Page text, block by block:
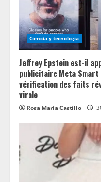
Ciencia y tecnologia
Jeffrey Epstein est-il
publicitaire Meta Smart
vérification des faits
virale
Rosa María Castillo